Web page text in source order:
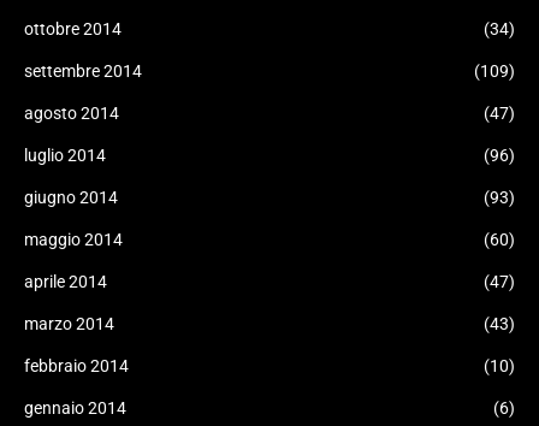
ottobre 2014 (34)
settembre 2014 (109)
agosto 2014 (47)
luglio 2014 (96)
giugno 2014 (93)
maggio 2014 (60)
aprile 2014 (47)
marzo 2014 (43)
febbraio 2014 (10)
gennaio 2014 (6)